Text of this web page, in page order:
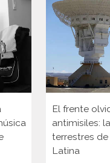
El frente
antimisiles:
terrestres
Latina